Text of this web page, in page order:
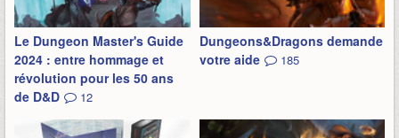
Le Dungeon Master's Guide
2024 : entre hommage et
révolution pour les 50 ans
de D&D
12
Dungeons&Dragons demande
votre aide
185